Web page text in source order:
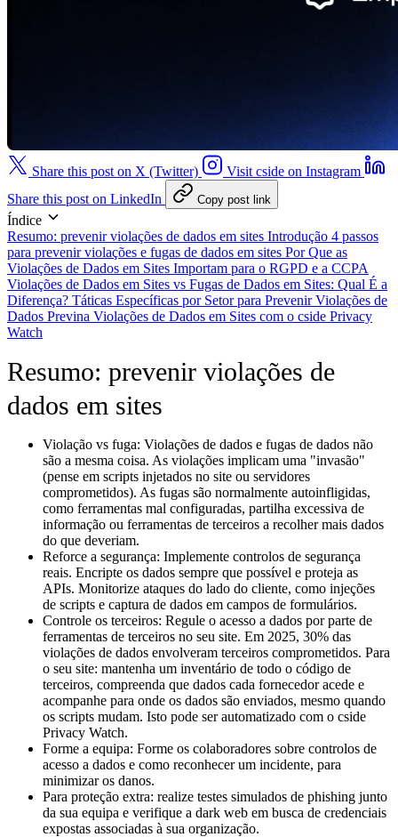
Share this post on X (Twitter)
Visit cside on Instagram
Share this post on LinkedIn
Copy post link
Índice
Resumo: prevenir violações de dados em sites Introdução 4 passos
para prevenir violações e fugas de dados em sites Por Que as
Violações de Dados em Sites Importam para o RGPD e a CCPA
Violações de Dados em Sites vs Fugas de Dados em Sites: Qual É a
Diferença? Táticas Específicas por Setor para Prevenir Violações de
Dados Previna Violações de Dados em Sites com o cside Privacy
Watch
Resumo: prevenir violações de
dados em sites
Violação vs fuga: Violações de dados e fugas de dados não
são a mesma coisa. As violações implicam uma "invasão"
(pense em scripts injetados no site ou servidores
comprometidos). As fugas são normalmente autoinfligidas,
como ferramentas mal configuradas, partilha excessiva de
informação ou ferramentas de terceiros a recolher mais dados
do que deveriam.
Reforce a segurança: Implemente controlos de segurança
reais. Encripte os dados sempre que possível e proteja as
APIs. Monitorize ataques do lado do cliente, como injeções
de scripts e captura de dados em campos de formulários.
Controle os terceiros: Regule o acesso a dados por parte de
ferramentas de terceiros no seu site. Em 2025, 30% das
violações de dados envolveram terceiros comprometidos. Para
o seu site: mantenha um inventário de todo o código de
terceiros, compreenda que dados cada fornecedor acede e
acompanhe para onde os dados são enviados, mesmo quando
os scripts mudam. Isto pode ser automatizado com o cside
Privacy Watch.
Forme a equipa: Forme os colaboradores sobre controlos de
acesso a dados e como reconhecer um incidente, para
minimizar os danos.
Para proteção extra: realize testes simulados de phishing junto
da sua equipa e verifique a dark web em busca de credenciais
expostas associadas à sua organização.